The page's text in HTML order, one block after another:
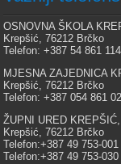
OSNOVNA ŠKOLA
Krepšić, 76212 Brčko
Telefon: +387 54 861 114
MJESNA ZAJEDNICA
Krepšić, 76212 Brčko
Telefon: +387 054 861
ŽUPNI URED
Krepšić, 76212 Brčko
Telefon:+387 49 753-001
Telefon:+387 49 753-030